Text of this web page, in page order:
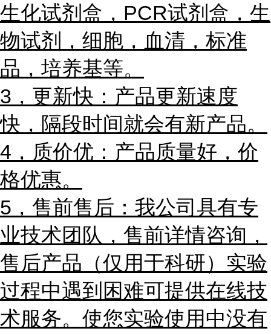
生化试剂盒，PCR试剂盒， 生
物试剂， 细胞，血清，标准
品，培养基等。
3，更新快：产品更新速度
快，隔段时间就会有新产品。
4，质价优：产品质量好，价
格优惠。
5，售前售后：我公司具有专
业技术团队，售前详情咨询，
售后产品（仅用于科研）实验
过程中遇到困难可提供在线技
术服务。使您实验使用中没有